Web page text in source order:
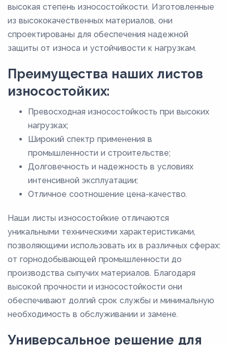
высокая степень износостойкости. Изготовленные
из высококачественных материалов, они
спроектированы для обеспечения надежной
защиты от износа и устойчивости к нагрузкам.
Преимущества наших листов
износостойких:
Превосходная износостойкость при высоких
нагрузках;
Широкий спектр применения в
промышленности и строительстве;
Долговечность и надежность в условиях
интенсивной эксплуатации;
Отличное соотношение цена-качество.
Наши листы износостойкие отличаются
уникальными техническими характеристиками,
позволяющими использовать их в различных сферах:
от горнодобывающей промышленности до
производства сыпучих материалов. Благодаря
высокой прочности и износостойкости они
обеспечивают долгий срок службы и минимальную
необходимость в обслуживании и замене.
Универсальное решение для